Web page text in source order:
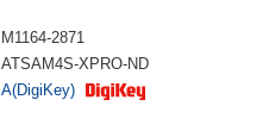
M1164-2871
ATSAM4S-XPRO-ND
A(DigiKey)